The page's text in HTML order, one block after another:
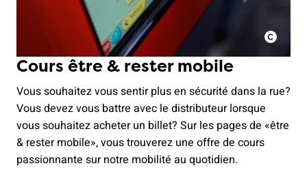
Cours être & rester mobile
Vous souhaitez vous sentir plus en sécurité dans la rue?
Vous devez vous battre avec le distributeur lorsque
vous souhaitez acheter un billet? Sur les pages de «être
& rester mobile», vous trouverez une offre de cours
passionnante sur notre mobilité au quotidien.